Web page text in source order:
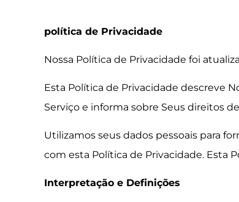
política de Privacidade
Nossa Política de Privacidade foi
Esta Política de Privacidade descreve
Serviço e informa sobre Seus direitos
Utilizamos seus dados pessoais para
com esta Política de Privacidade. Esta
Interpretação e Definições